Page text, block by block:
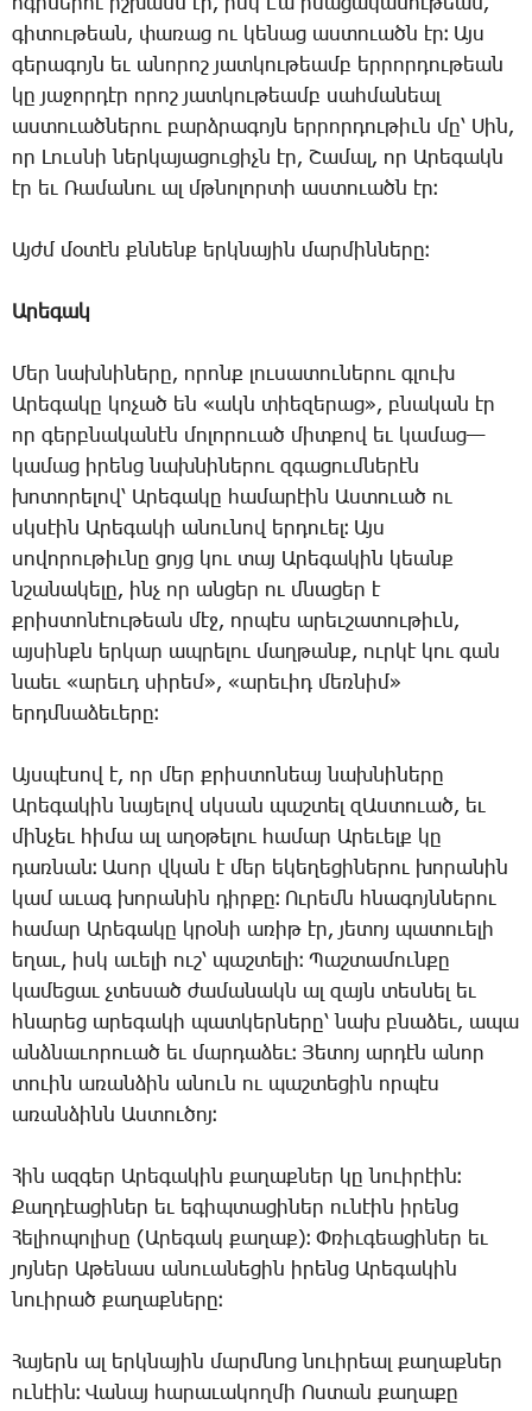
ոգիներու իշխանն էր, իսկ Էա իմացականութեան ,
գիտութեան, փառաց ու կենաց աստուածն էր։ Այս
գերագոյն եւ անորոշ յատկութեամբ երրորդութեան
կը յաջորդէր որոշ յատկութեամբ սահմանեալ
աստուածներու բարձրագոյն երրորդութիւն մը՝ Սին,
որ Լուսնի ներկայացուցիչն էր, Շամալ, որ Արեգակն
էր եւ Ռամանու ալ մթնոլորտի աստուածն էր։
Այժմ մօտէն քննենք երկնային մարմինները։
Արեգակ
Մեր նախնիները, որոնք լուսատուներու գլուխ
Արեգակը կոչած են «ակն տիեզերաց», բնական էր
որ գերբնականէն մոլորուած միտքով եւ կամաց—
կամաց իրենց նախնիներու զգացումներէն
խոտորելով՝ Արեգակը համարէին Աստուած ու
սկսէին Արեգակի անունով երդուել։ Այս
սովորութիւնը ցոյց կու տայ Արեգակին կեանք
նշանակելը, ինչ որ անցեր ու մնացեր է
քրիստոնէութեան մէջ, որպէս արեւշատութիւն,
այսինքն երկար ապրելու մաղթանք, ուրկէ կու գան
նաեւ «արեւդ սիրեմ », «արեւիդ մեռնիմ »
երդմնաձեւերը։
Այսպէսով է, որ մեր քրիստոնեայ նախնիները
Արեգակին նայելով սկսան պաշտել զԱստուած, եւ
մինչեւ հիմա ալ աղօթելու համար Արեւելք կը
դառնան։ Ասոր վկան է մեր եկեղեցիներու խորանին
կամ աւագ խորանին դիրքը։ Ուրեմն հնագոյններու
համար Արեգակը կրօնի առիթ էր, յետոյ պատուելի
եղաւ, իսկ աւելի ուշ՝ պաշտելի։ Պաշտամունքը
կամեցաւ չտեսած ժամանակն ալ զայն տեսնել եւ
հնարեց արեգակի պատկերները՝ նախ բնաձեւ, ապա
անձնաւորուած եւ մարդաձեւ։ Յետոյ արդէն անոր
տուին առանձին անուն ու պաշտեցին որպէս
առանձինն Աստուծոյ։
Հին ազգեր Արեգակին քաղաքներ կը նուիրէին։
Քաղդէացիներ եւ եգիպտացիներ ունէին իրենց
Հելիոպոլիսը ( Արեգակ քաղաք)։ Փռիւգեացիներ եւ
յոյներ Աթենաս անուանեցին իրենց Արեգակին
նուիրած քաղաքները։
Հայերն ալ երկնային մարմնոց նուիրեալ քաղաքներ
ունէին։ Վանայ հարաւակողմի Ոստան քաղաքը